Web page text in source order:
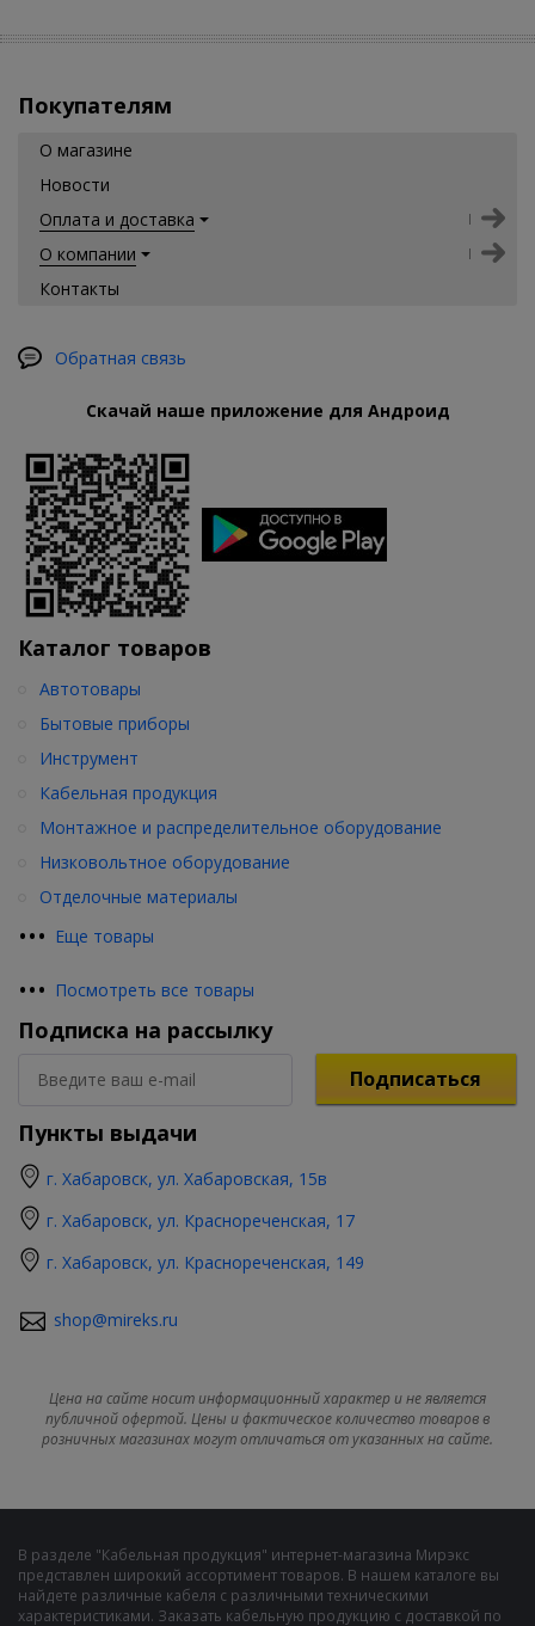
Покупателям
О магазине
Новости
Оплата и доставка
О компании
Контакты
Обратная связь
Скачай наше приложение для Андроид
Каталог товаров
••• Еще товары
Автотовары
Бытовые приборы
Инструмент
Кабельная продукция
Монтажное и распределительное оборудование
Низковольтное оборудование
Отделочные материалы
••• Посмотреть все товары
Подписка на рассылку
Подписаться
Пункты выдачи
г. Хабаровск, ул. Хабаровская, 15в
г. Хабаровск, ул. Краснореченская, 17
г. Хабаровск, ул. Краснореченская, 149
shop@mireks.ru
Цена на сайте носит информационный характер и не является
публичной офертой. Цены и фактическое количество товаров в
розничных магазинах могут отличаться от указанных на сайте.
В разделе "Кабельная продукция" интернет-магазина Мирэкс
представлен широкий ассортимент товаров. В нашем каталоге вы
найдете различные кабеля с различными техническими
характеристиками. Заказать кабельную продукцию с доставкой по